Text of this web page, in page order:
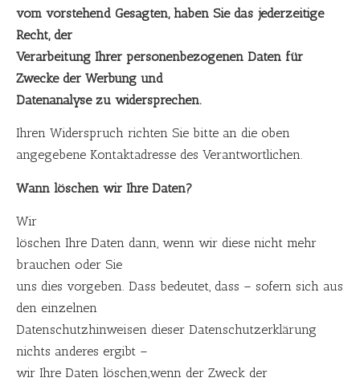
vom vorstehend Gesagten, haben Sie das jederzeitige
Recht, der
Verarbeitung Ihrer personenbezogenen Daten für
Zwecke der Werbung und
Datenanalyse zu widersprechen.
Ihren Widerspruch richten Sie bitte an die oben
angegebene Kontaktadresse des Verantwortlichen.
Wann löschen wir Ihre Daten?
Wir
löschen Ihre Daten dann, wenn wir diese nicht mehr
brauchen oder Sie
uns dies vorgeben. Dass bedeutet, dass – sofern sich aus
den einzelnen
Datenschutzhinweisen dieser Datenschutzerklärung
nichts anderes ergibt –
wir Ihre Daten löschen,wenn der Zweck der